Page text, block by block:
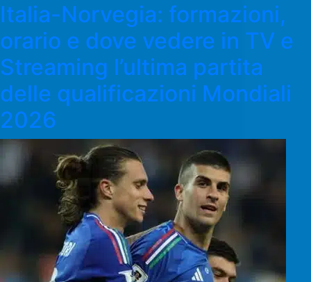
Italia-Norvegia: formazioni,
orario e dove vedere in TV e
Streaming l’ultima partita
delle qualificazioni Mondiali
2026